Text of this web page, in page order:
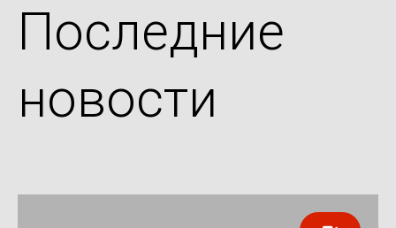
Последние
новости